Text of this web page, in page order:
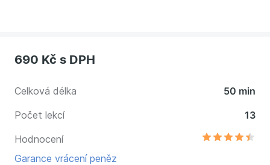
690 Kč s DPH
Celková délka
50 min
Počet lekcí
13
Hodnocení
Garance vrácení peněz